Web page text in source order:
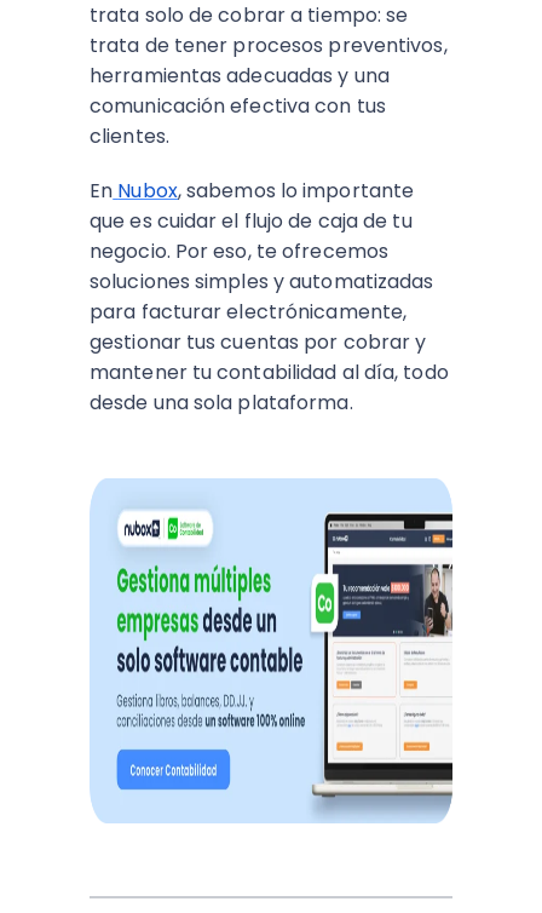
trata solo de cobrar a tiempo: se
trata de tener procesos preventivos,
herramientas adecuadas y una
comunicación efectiva con tus
clientes.
En Nubox, sabemos lo importante
que es cuidar el flujo de caja de tu
negocio. Por eso, te ofrecemos
soluciones simples y automatizadas
para facturar electrónicamente,
gestionar tus cuentas por cobrar y
mantener tu contabilidad al día, todo
desde una sola plataforma.